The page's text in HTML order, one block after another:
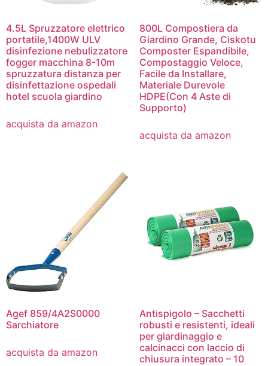
4.5L Spruzzatore elettrico
portatile,1400W ULV
disinfezione nebulizzatore
fogger macchina 8-10m
spruzzatura distanza per
disinfettazione ospedali
hotel scuola giardino
acquista da amazon
800L Compostiera da
Giardino Grande, Ciskotu
Composter Espandibile,
Compostaggio Veloce,
Facile da Installare,
Materiale Durevole
HDPE(Con 4 Aste di
Supporto)
acquista da amazon
Agef 859/4A2S0000
Sarchiatore
acquista da amazon
Antispigolo – Sacchetti
robusti e resistenti, ideali
per giardinaggio e
calcinacci con laccio di
chiusura integrato – 10